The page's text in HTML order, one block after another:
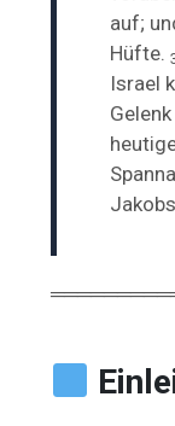
auf;
Hüfte.
Israel